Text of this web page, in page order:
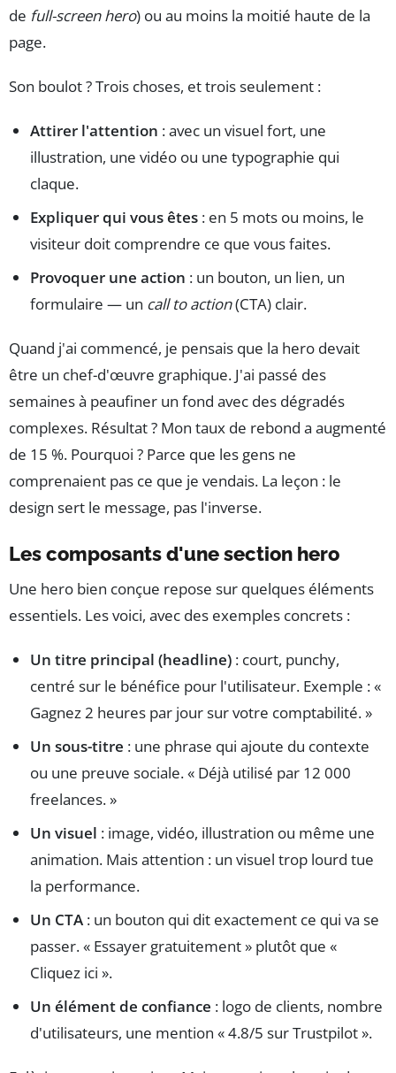
de full-screen hero) ou au moins la moitié haute de la
page.
Son boulot ? Trois choses, et trois seulement :
Attirer l'attention : avec un visuel fort, une
illustration, une vidéo ou une typographie qui
claque.
Expliquer qui vous êtes : en 5 mots ou moins, le
visiteur doit comprendre ce que vous faites.
Provoquer une action : un bouton, un lien, un
formulaire — un call to action(CTA) clair.
Quand j'ai commencé, je pensais que la hero devait
être un chef-d'œuvre graphique. J'ai passé des
semaines à peaufiner un fond avec des dégradés
complexes. Résultat ? Mon taux de rebond a augmenté
de 15 %. Pourquoi ? Parce que les gens ne
comprenaient pas ce que je vendais. La leçon : le
design sert le message, pas l'inverse.
Les composants d'une section hero
Une hero bien conçue repose sur quelques éléments
essentiels. Les voici, avec des exemples concrets :
Un titre principal (headline) : court, punchy,
centré sur le bénéfice pour l'utilisateur. Exemple : «
Gagnez 2 heures par jour sur votre comptabilité. »
Un sous-titre : une phrase qui ajoute du contexte
ou une preuve sociale. « Déjà utilisé par 12 000
freelances. »
Un visuel : image, vidéo, illustration ou même une
animation. Mais attention : un visuel trop lourd tue
la performance.
Un CTA : un bouton qui dit exactement ce qui va se
passer. « Essayer gratuitement » plutôt que «
Cliquez ici ».
Un élément de confiance : logo de clients, nombre
d'utilisateurs, une mention « 4.8/5 sur Trustpilot ».